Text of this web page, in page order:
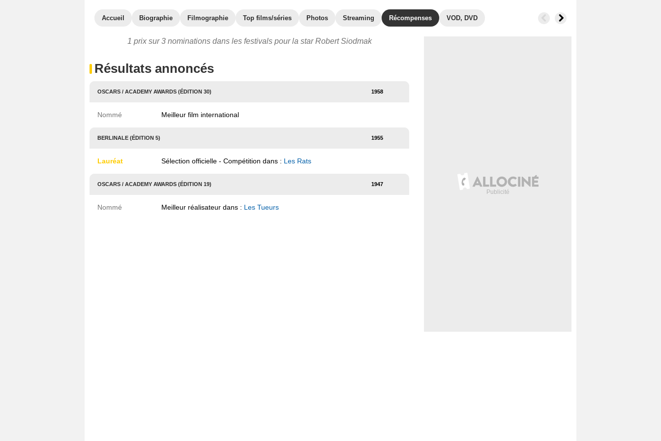
Accueil Biographie Filmographie Top films/séries Photos Streaming Récompenses VOD, DVD
1 prix sur 3 nominations dans les festivals pour la star Robert Siodmak
Résultats annoncés
OSCARS / ACADEMY AWARDS (ÉDITION 30) 1958
Nommé Meilleur film international
BERLINALE (ÉDITION 5) 1955
Lauréat Sélection officielle - Compétition dans : Les Rats
OSCARS / ACADEMY AWARDS (ÉDITION 19) 1947
Nommé Meilleur réalisateur dans : Les Tueurs